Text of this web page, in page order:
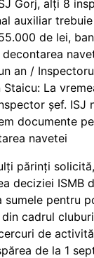
Gorj, alți 8
auxiliar
de lei,
decontarea
an /
Staicu: La
șef. ISJ
documente
navetei
părinți
deciziei ISMB
sumele pentru
cadrul
de
de la 1